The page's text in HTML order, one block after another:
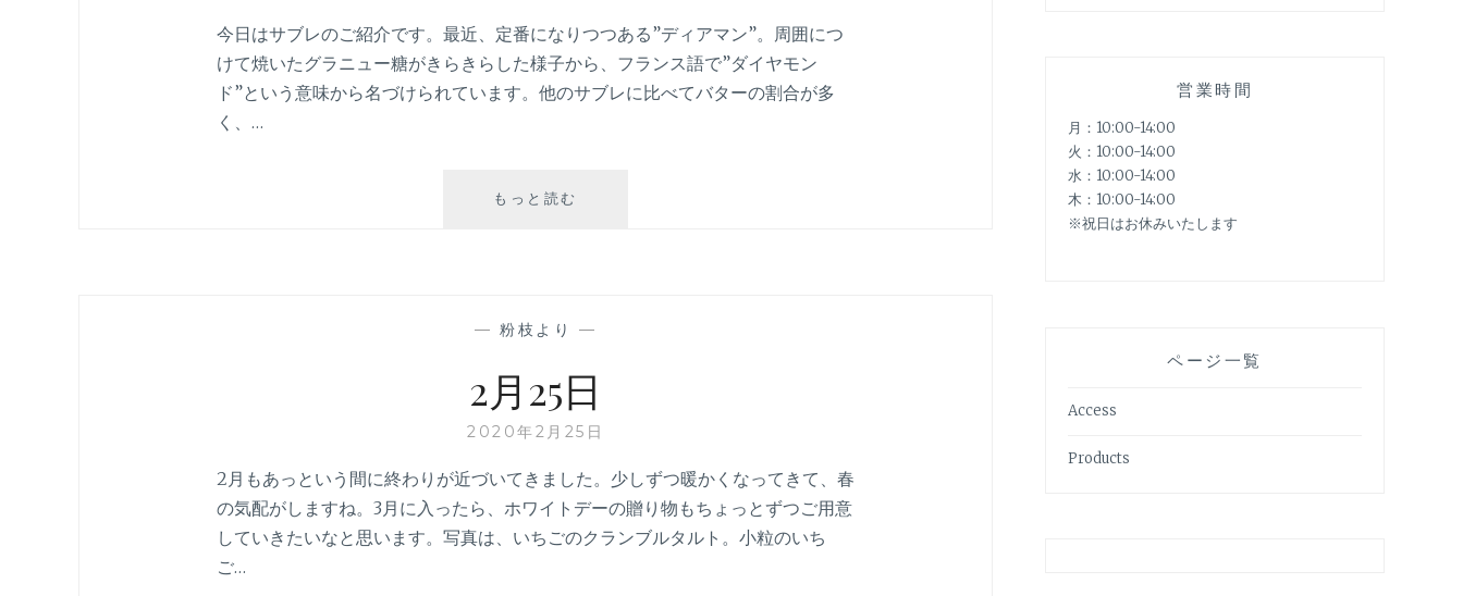
今日はサブレのご紹介です。最近、定番になりつつある”ディアマン”。周囲につ
けて焼いたグラニュー糖がきらきらした様子から、フランス語で”ダイヤモン
ド”という意味から名づけられています。他のサブレに比べてバターの割合が多
く、…
もっと読む
— 粉枝より —
2月25日
2020年2月25日
2月もあっという間に終わりが近づいてきました。少しずつ暖かくなってきて、春
の気配がしますね。3月に入ったら、ホワイトデーの贈り物もちょっとずつご用意
していきたいなと思います。写真は、いちごのクランブルタルト。小粒のいち
ご…
営業時間
月：10:00-14:00
火：10:00-14:00
水：10:00-14:00
木：10:00-14:00
※祝日はお休みいたします
ページ一覧
Access
Products